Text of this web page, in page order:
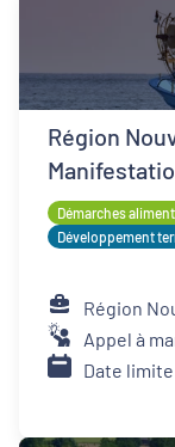
Région
Démarches
Développement
Région
Appel à
Date